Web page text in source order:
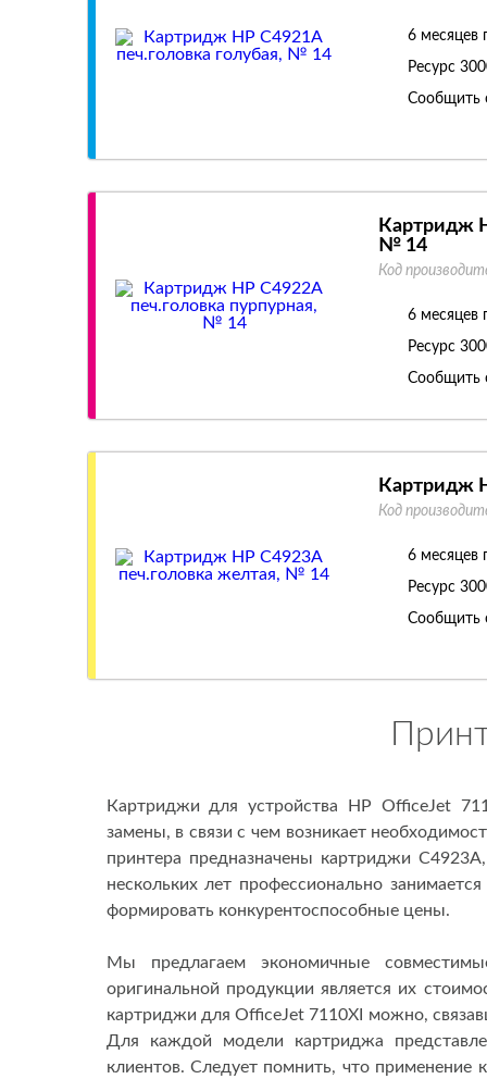
6 месяцев
Ресурс
Сообщить
Картридж
№ 14
Код
6 месяцев
Ресурс
Сообщить
Картридж
Код
6 месяцев
Ресурс
Сообщить
Картриджи для устройства HP OfficeJet
замены, в связи с чем возникает
принтера предназначены картриджи
нескольких лет профессионально
формировать конкурентоспособные цены.
Мы предлагаем экономичные
оригинальной продукции является их
картриджи для OfficeJet 7110XI можно,
Для каждой модели картриджа
клиентов. Следует помнить, что применение